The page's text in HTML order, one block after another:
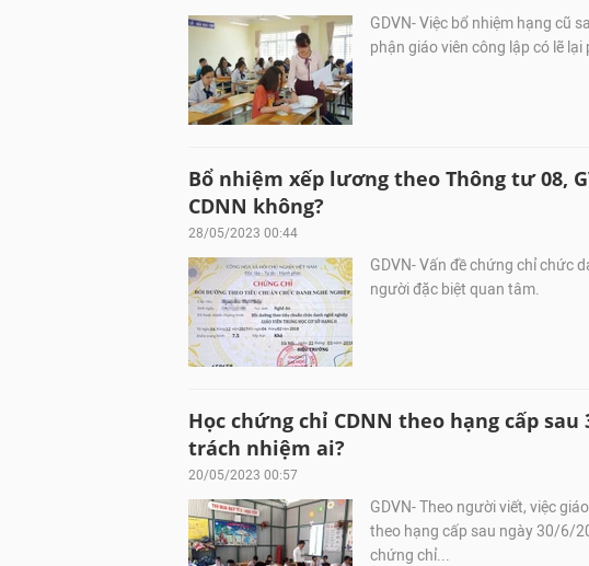
GDVN- Việc bổ nhiệm hạng cũ
phận giáo viên công lập có lẽ
Bổ nhiệm xếp lương theo Thông tư 08,
CDNN không?
28/05/2023 00:44
GDVN- Vấn đề chứng chỉ chức
người đặc biệt quan tâm.
Học chứng chỉ CDNN theo hạng cấp
trách nhiệm ai?
20/05/2023 00:57
GDVN- Theo người viết, việc
theo hạng cấp sau ngày 30/6/
chứng chỉ...